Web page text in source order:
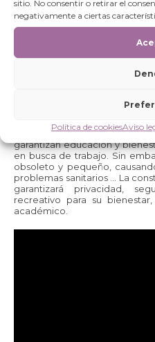
sitio. No consentir o retirar el
negativamente a ciertas
Política de cookiesAviso
La Fundación apoya
construcción de un
actual, gestionado por esta
infancia Kathkari desde
enfrenta a numerosos
garantizan educación y
en busca de trabajo. Sin
obsoleto y pequeño,
problemas sanitarios … La
garantizará privacidad,
recreativo para su
académico.